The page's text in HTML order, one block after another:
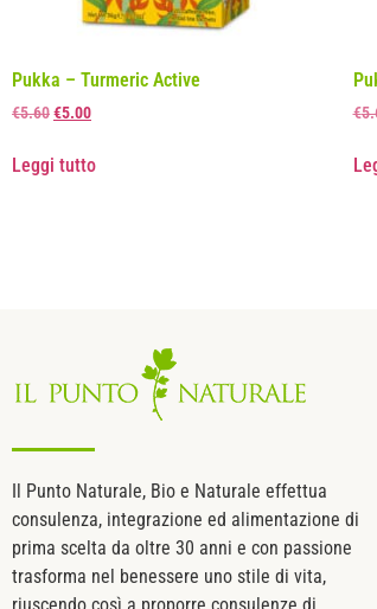
Pukka – Turmeric Active
€5.60€5.00
Leggi tutto
€
Il Punto Naturale, Bio e Naturale effettua
consulenza, integrazione ed alimentazione di
prima scelta da oltre 30 anni e con passione
trasforma nel benessere uno stile di vita,
riuscendo così a proporre consulenze di